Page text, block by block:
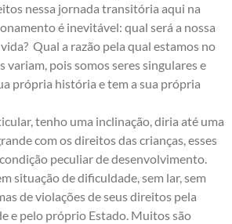
nessa jornada transitória aqui na
é inevitável: qual será a nossa
Qual a razão pela qual estamos no
variam, pois somos seres singulares e
própria história e tem a sua própria
tenho uma inclinação, diria até uma
com os direitos das crianças, esses
peculiar de desenvolvimento.
situação de dificuldade, sem lar, sem
de violações de seus direitos pela
e pelo próprio Estado. Muitos são